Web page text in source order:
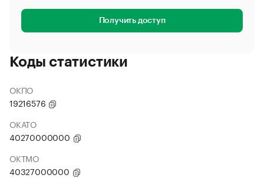
Получить доступ
Коды статистики
ОКПО
19216576
ОКАТО
40270000000
ОКТМО
40327000000